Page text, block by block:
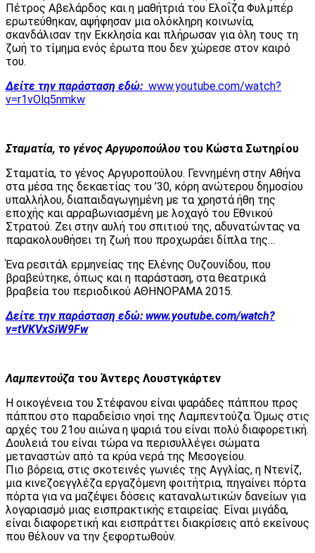
Πέτρος Αβελάρδος και η μαθήτριά του Ελοΐζα Φυλμπέρ
ερωτεύθηκαν, αψήφησαν μια ολόκληρη κοινωνία,
σκανδάλισαν την Εκκλησία και πλήρωσαν για όλη τους τη
ζωή το τίμημα ενός έρωτα που δεν χώρεσε στον καιρό
του.
Δείτε την παράσταση εδώ: www.youtube.com/watch?
v=r1vOlq5nmkw
Σταματία, το γένος Αργυροπούλου του Κώστα Σωτηρίου
Σταματία, το γένος Αργυροπούλου. Γεννημένη στην Αθήνα
στα μέσα της δεκαετίας του ’30, κόρη ανώτερου δημοσίου
υπαλλήλου, διαπαιδαγωγημένη με τα χρηστά ήθη της
εποχής και αρραβωνιασμένη με λοχαγό του Εθνικού
Στρατού. Ζει στην αυλή του σπιτιού της, αδυνατώντας να
παρακολουθήσει τη ζωή που προχωράει δίπλα της…
Ένα ρεσιτάλ ερμηνείας της Ελένης Ουζουνίδου, που
βραβεύτηκε, όπως και η παράσταση, στα θεατρικά
βραβεία του περιοδικού ΑΘΗΝΟΡΑΜΑ 2015.
Δείτε την παράσταση εδώ: www.youtube.com/watch?
v=tVKVxSiW9Fw
Λαμπεντούζα του Άντερς Λουστγκάρτεν
Η οικογένεια του Στέφανου είναι ψαράδες πάππου προς
πάππου στο παραδείσιο νησί της Λαμπεντούζα. Όμως στις
αρχές του 21ου αιώνα η ψαριά του είναι πολύ διαφορετική.
Δουλειά του είναι τώρα να περισυλλέγει σώματα
μεταναστών από τα κρύα νερά της Μεσογείου.
Πιο βόρεια, στις σκοτεινές γωνιές της Αγγλίας, η Ντενίζ,
μια κινεζοεγγλέζα εργαζόμενη φοιτήτρια, πηγαίνει πόρτα
πόρτα για να μαζέψει δόσεις καταναλωτικών δανείων για
λογαριασμό μιας εισπρακτικής εταιρείας. Είναι μιγάδα,
είναι διαφορετική και εισπράττει διακρίσεις από εκείνους
που θέλουν να την ξεφορτωθούν.